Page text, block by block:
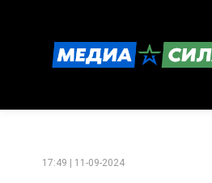
17:49 | 11-09-2024